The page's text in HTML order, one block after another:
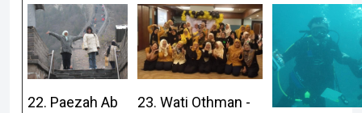
22. Paezah Ab
23. Wati Othman -